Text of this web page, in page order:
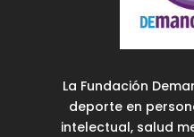
La Fundación
deporte en
intelectual, salud